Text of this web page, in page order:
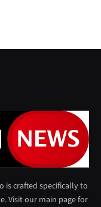
is crafted specifically to
Visit our main page for